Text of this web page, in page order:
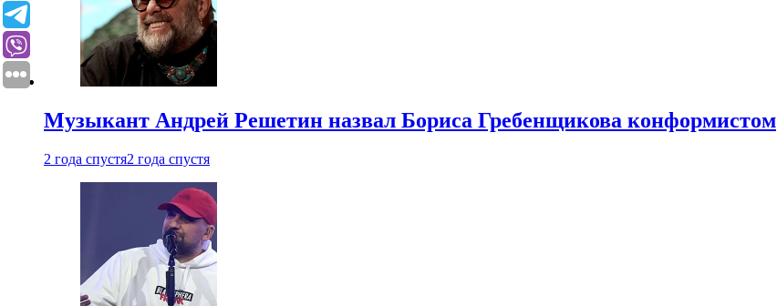
Музыкант Андрей Решетин назвал Бориса Гребенщикова конформистом
2 года спустя2 года спустя